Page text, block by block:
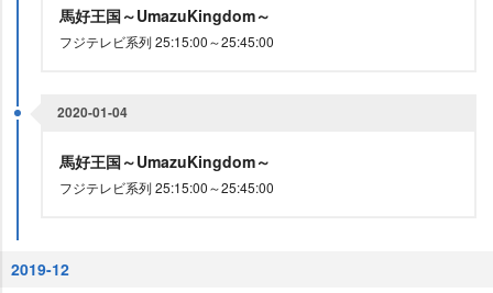
馬好王国～UmazuKingdom～
フジテレビ系列 25:15:00～25:45:00
2020-01-04
馬好王国～UmazuKingdom～
フジテレビ系列 25:15:00～25:45:00
2019-12